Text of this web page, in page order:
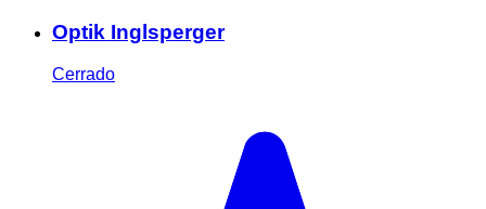
Optik Inglsperger
Cerrado